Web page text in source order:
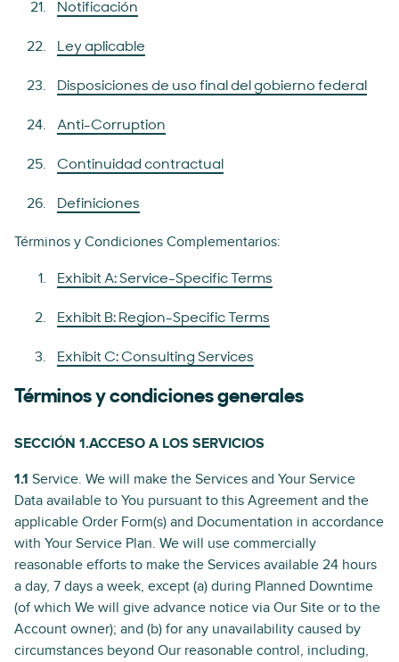
Notificación
Ley aplicable
Disposiciones de uso final del gobierno federal
Anti-Corruption
Continuidad contractual
Definiciones
Términos y Condiciones Complementarios:
Exhibit A: Service-Specific Terms
Exhibit B: Region-Specific Terms
Exhibit C: Consulting Services
Términos y condiciones generales
SECCIÓN 1.ACCESO A LOS SERVICIOS
1.1 Service. We will make the Services and Your Service
Data available to You pursuant to this Agreement and the
applicable Order Form(s) and Documentation in accordance
with Your Service Plan. We will use commercially
reasonable efforts to make the Services available 24 hours
a day, 7 days a week, except (a) during Planned Downtime
(of which We will give advance notice via Our Site or to the
Account owner); and (b) for any unavailability caused by
circumstances beyond Our reasonable control, including,